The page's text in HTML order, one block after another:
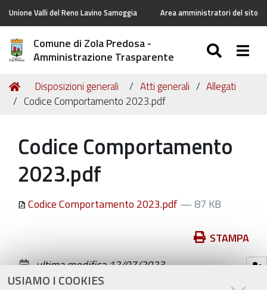
USIAMO I COOKIES
Unione Valli del Reno Lavino Samoggia Area amministratori del sito
Comune di Zola Predosa -
Amministrazione Trasparente
Tu
sei
Home
Disposizioni generali Atti generali
Allegati
Codice Comportamento 2023.pdf
Codice Comportamento
2023.pdf
Codice Comportamento 2023.pdf— 87 KB
documento
STAMPA
ultima modifica12/07/2023